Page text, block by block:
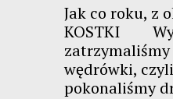
Jak co roku, z
KOSTKI
zatrzymaliśmy
wędrówki,
pokonaliśmy